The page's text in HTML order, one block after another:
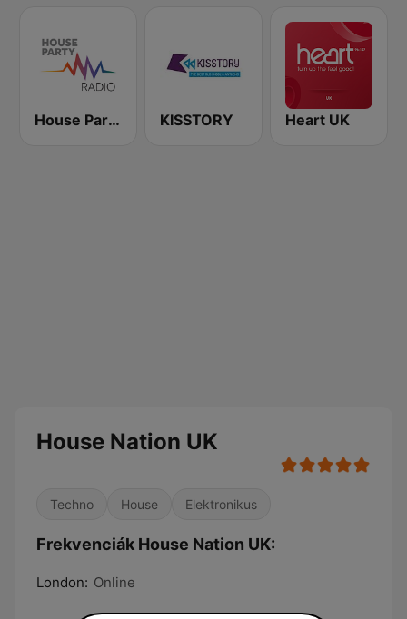
House Party Radio KISSTORY Heart UK
House Nation UK
Techno House Elektronikus
Frekvenciák House Nation UK:
London: Online